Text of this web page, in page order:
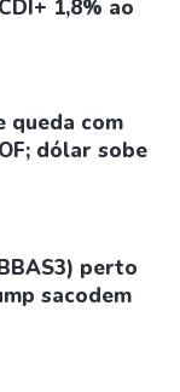
1,8% ao
queda com
dólar sobe
perto
sacodem